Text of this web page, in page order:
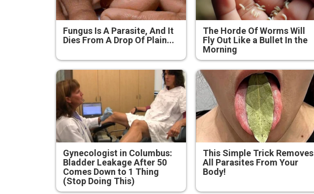
Fungus Is A Parasite, And It
Dies From A Drop Of Plain...
The Horde Of Worms Will
Fly Out Like a Bullet In the
Morning
Gynecologist in Columbus:
Bladder Leakage After 50
Comes Down to 1 Thing
(Stop Doing This)
This Simple Trick Removes
All Parasites From Your
Body!